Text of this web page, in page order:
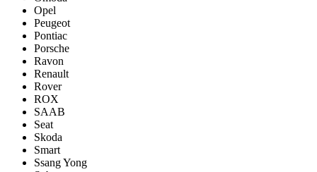
Opel
Peugeot
Pontiac
Porsсhe
Ravon
Renault
Rover
ROX
SAAB
Seat
Skoda
Smart
Ssang Yong